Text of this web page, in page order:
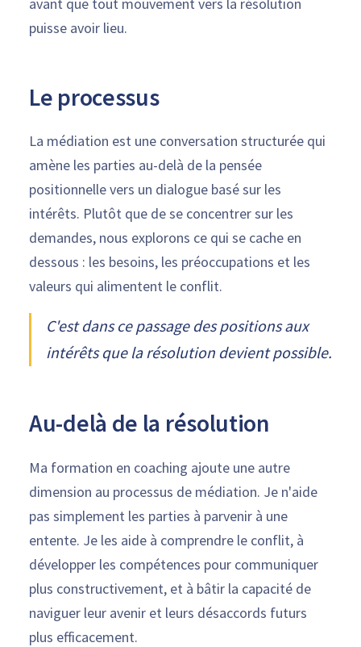
puisse avoir lieu.
Le processus
La médiation est une conversation structurée qui
amène les parties au-delà de la pensée
positionnelle vers un dialogue basé sur les
intérêts. Plutôt que de se concentrer sur les
demandes, nous explorons ce qui se cache en
dessous : les besoins, les préoccupations et les
valeurs qui alimentent le conflit.
C'est dans ce passage des positions aux
intérêts que la résolution devient possible.
Au-delà de la résolution
Ma formation en coaching ajoute une autre
dimension au processus de médiation. Je n'aide
pas simplement les parties à parvenir à une
entente. Je les aide à comprendre le conflit, à
développer les compétences pour communiquer
plus constructivement, et à bâtir la capacité de
naviguer leur avenir et leurs désaccords futurs
plus efficacement.